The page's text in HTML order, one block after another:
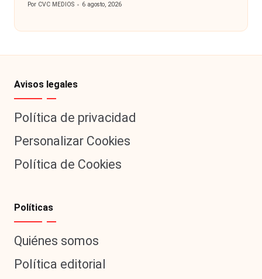
Publicado
Por CVC MEDIOS 6 agosto, 2026
Avisos legales
Política de privacidad
Personalizar Cookies
Política de Cookies
Políticas
Quiénes somos
Política editorial